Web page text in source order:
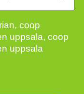
coop
uppsala, coop
uppsala